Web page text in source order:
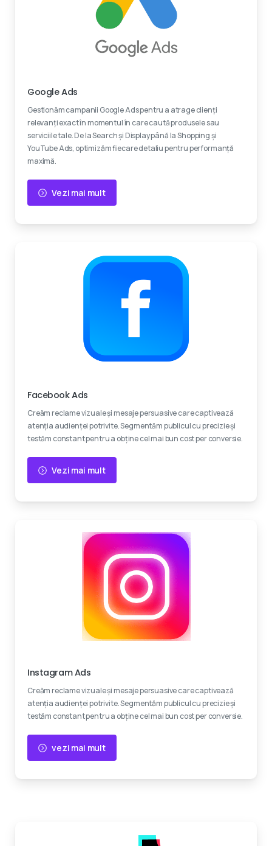
Google Ads
Gestionăm campanii Google Ads pentru a atrage clienți
relevanți exact în momentul în care caută produsele sau
serviciile tale. De la Search și Display până la Shopping și
YouTube Ads, optimizăm fiecare detaliu pentru performanță
maximă.
Vezi mai mult
Facebook Ads
Creăm reclame vizuale și mesaje persuasive care captivează
atenția audienței potrivite. Segmentăm publicul cu precizie și
testăm constant pentru a obține cel mai bun cost per conversie.
Vezi mai mult
Instagram Ads
Creăm reclame vizuale și mesaje persuasive care captivează
atenția audienței potrivite. Segmentăm publicul cu precizie și
testăm constant pentru a obține cel mai bun cost per conversie.
vezi mai mult